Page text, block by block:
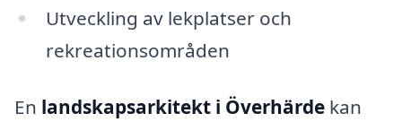
Utveckling av lekplatser och
rekreationsområden
En landskapsarkitekt i Överhärde kan